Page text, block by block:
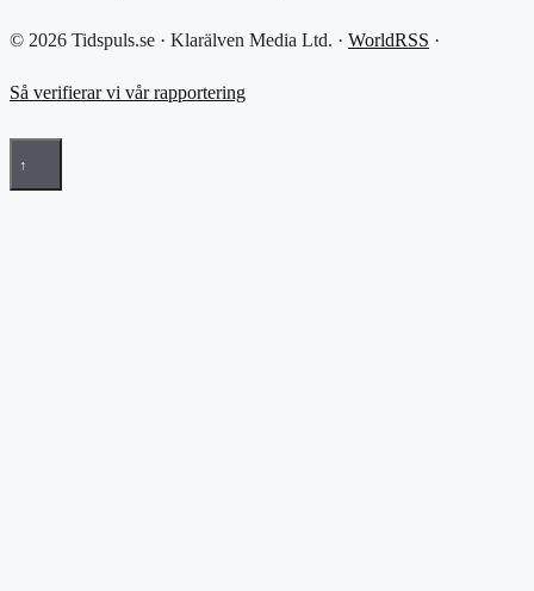
© 2026 Tidspuls.se · Klarälven Media Ltd. · WorldRSS ·
Så verifierar vi vår rapportering
↑